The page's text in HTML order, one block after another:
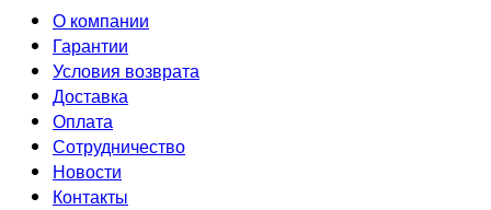
О компании
Гарантии
Условия возврата
Доставка
Оплата
Сотрудничество
Новости
Контакты